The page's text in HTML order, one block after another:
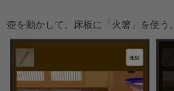
壺を動かして、床板に「火箸」を使う。